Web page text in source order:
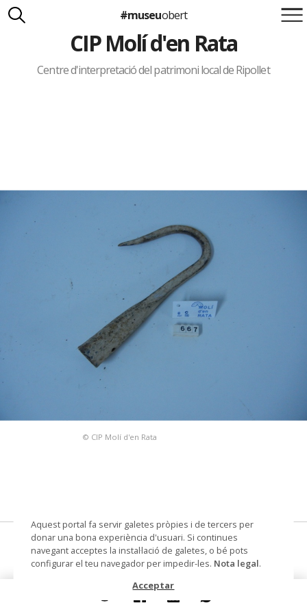
Suma't a la iniciativa
Carlota Royo
Francesca Barcellona
#museuobert
CIP Molí d'en Rata
Centre d'interpretació del patrimoni local de Ripollet
© CIP Molí d'en Rata
ganxo
Datació segle XX
Aquest portal fa servir galetes pròpies i de tercers per
donar una bona experiència d'usuari. Si continues
navegant acceptes la instal·lació de galetes, o bé pots
configurar el teu navegador per impedir-les. Nota legal.
Acceptar